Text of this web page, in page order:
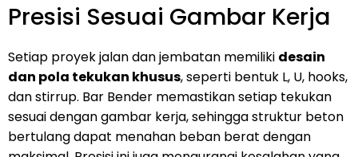
Presisi Sesuai Gambar Kerja
Setiap proyek jalan dan jembatan memiliki desain
dan pola tekukan khusus, seperti bentuk L, U, hooks,
dan stirrup. Bar Bender memastikan setiap tekukan
sesuai dengan gambar kerja, sehingga struktur beton
bertulang dapat menahan beban berat dengan